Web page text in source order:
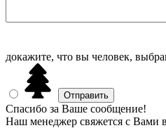
докажите, что вы человек,
Спасибо за Ваше сообщение!
Наш менеджер свяжется с Вами